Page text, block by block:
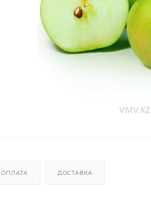
ОПЛАТА ДОСТАВКА